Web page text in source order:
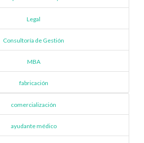
Legal
Consultoría de Gestión
MBA
fabricación
comercialización
ayudante médico